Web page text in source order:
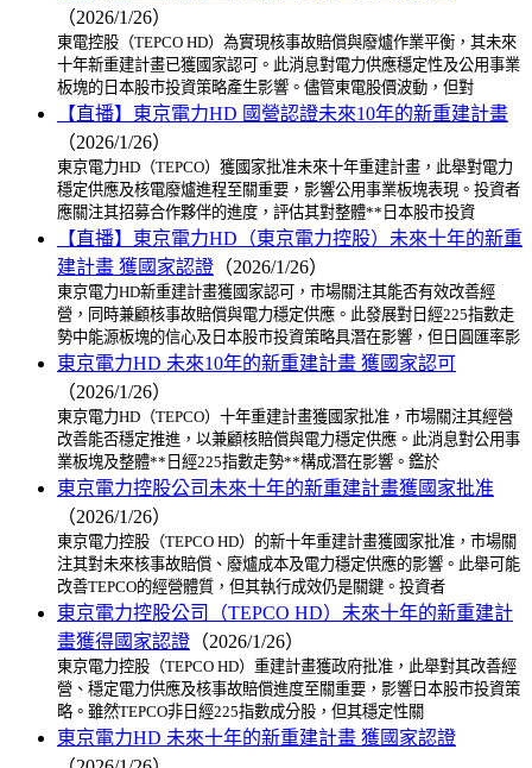
（2026/1/26）
東電控股（TEPCO HD）為實現核事故賠償與廢爐作業平衡，其未來
十年新重建計畫已獲國家認可。此消息對電力供應穩定性及公用事業
板塊的日本股市投資策略產生影響。儘管東電股價波動，但對
【直播】東京電力HD 國營認證未來10年的新重建計畫
（2026/1/26）
東京電力HD（TEPCO）獲國家批准未來十年重建計畫，此舉對電力
穩定供應及核電廢爐進程至關重要，影響公用事業板塊表現。投資者
應關注其招募合作夥伴的進度，評估其對整體**日本股市投資
【直播】東京電力HD（東京電力控股）未來十年的新重
建計畫 獲國家認證 （2026/1/26）
東京電力HD新重建計畫獲國家認可，市場關注其能否有效改善經
營，同時兼顧核事故賠償與電力穩定供應。此發展對日經225指數走
勢中能源板塊的信心及日本股市投資策略具潛在影響，但日圓匯率影
東京電力HD 未來10年的新重建計畫 獲國家認可
（2026/1/26）
東京電力HD（TEPCO）十年重建計畫獲國家批准，市場關注其經營
改善能否穩定推進，以兼顧核賠償與電力穩定供應。此消息對公用事
業板塊及整體**日經225指數走勢**構成潛在影響。鑑於
東京電力控股公司未來十年的新重建計畫獲國家批准
（2026/1/26）
東京電力控股（TEPCO HD）的新十年重建計畫獲國家批准，市場關
注其對未來核事故賠償、廢爐成本及電力穩定供應的影響。此舉可能
改善TEPCO的經營體質，但其執行成效仍是關鍵。投資者
東京電力控股公司（TEPCO HD）未來十年的新重建計
畫獲得國家認證 （2026/1/26）
東京電力控股（TEPCO HD）重建計畫獲政府批准，此舉對其改善經
營、穩定電力供應及核事故賠償進度至關重要，影響日本股市投資策
略。雖然TEPCO非日經225指數成分股，但其穩定性關
東京電力HD 未來十年的新重建計畫 獲國家認證